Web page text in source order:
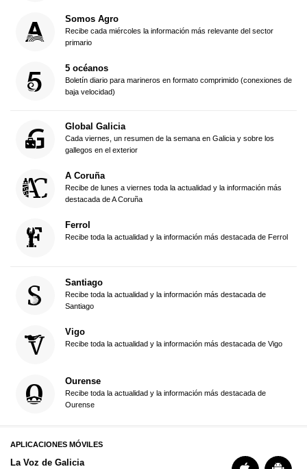
Somos Agro
Recibe cada miércoles la información más relevante del sector
primario
5 océanos
Boletín diario para marineros en formato comprimido (conexiones de
baja velocidad)
Global Galicia
Cada viernes, un resumen de la semana en Galicia y sobre los
gallegos en el exterior
A Coruña
Recibe de lunes a viernes toda la actualidad y la información más
destacada de A Coruña
Ferrol
Recibe toda la actualidad y la información más destacada de Ferrol
Santiago
Recibe toda la actualidad y la información más destacada de
Santiago
Vigo
Recibe toda la actualidad y la información más destacada de Vigo
Ourense
Recibe toda la actualidad y la información más destacada de
Ourense
APLICACIONES MÓVILES
La Voz de Galicia